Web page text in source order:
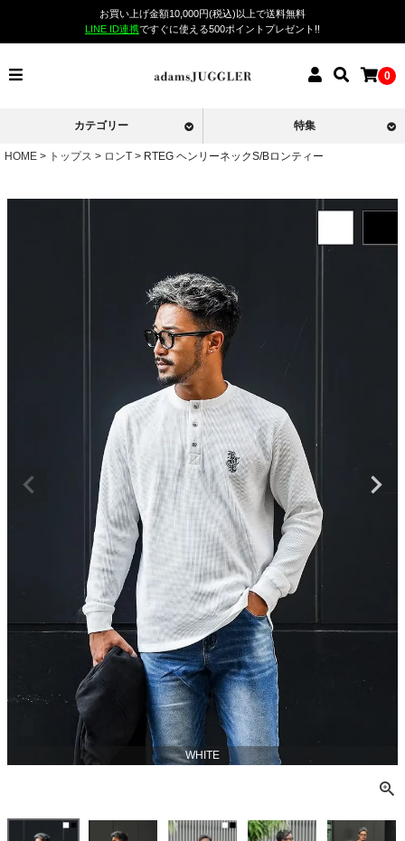
お買い上げ金額10,000円(税込)以上で送料無料
LINE ID連携ですぐに使える500ポイントプレゼント!!
0
カテゴリー 特集
HOME トップス ロンT RTEG ヘンリーネックS/Bロンティー
WHITE